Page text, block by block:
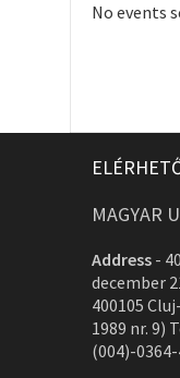
No events
MAGYAR
Address -
december
400105
1989 nr. 9)
(004)-